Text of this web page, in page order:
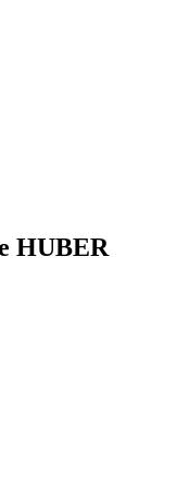
HUBER